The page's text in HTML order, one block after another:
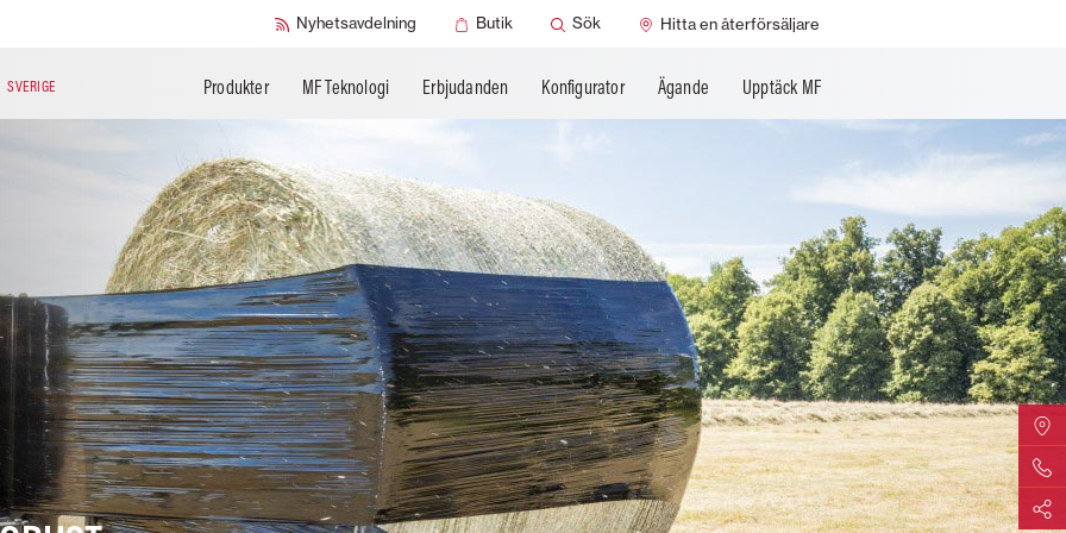
Nyhetsavdelning Butik Sök Hitta en återförsäljare
SVERIGE Produkter MF Teknologi Erbjudanden Konfigurator Ägande Upptäck MF
Hitta
Dela